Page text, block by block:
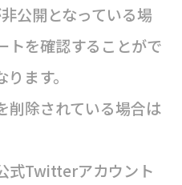
公開となっている場
トを確認することがで
ます。
削除されている場合は
式Twitterアカウント